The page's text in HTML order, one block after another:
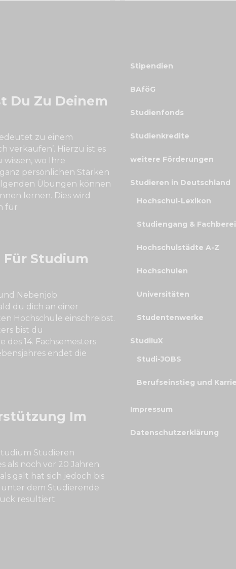
Du Zu Deinem
zu einem
verkaufen’. Hierzu ist es
wo Ihre
persönlichen Stärken
Übungen können
lernen. Dies wird
für
Studium
Nebenjob
du dich an einer
Hochschule einschreibst.
bist du
14. Fachsemesters
endet die
Im
Studieren
als noch vor 20 Jahren.
galt hat sich jedoch bis
dem Studierende
resultiert
Stipendien
BAföG
Studienfonds
Studienkredite
weitere Förderungen
Studieren in Deutschland
Hochschul-Lexikon
Studiengang &
Hochschulstädte A-Z
Hochschulen
Universitäten
Studentenwerke
StudiluX
Studi-JOBS
Berufseinstieg und
Impressum
Datenschutzerklärung